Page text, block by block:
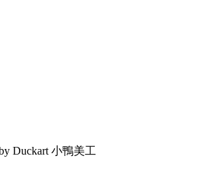
Duckart 小鴨美工